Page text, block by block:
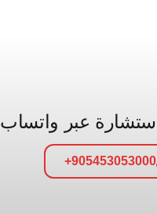
عبر واتساب
905453053000+